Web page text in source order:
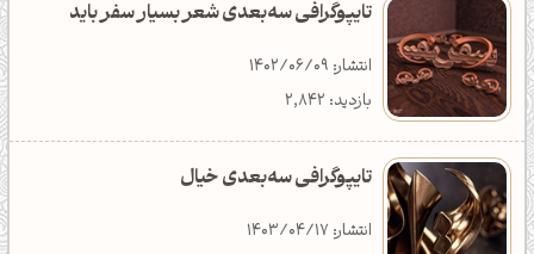
تایپوگرافی سه‌بعدی شعر بسیار سفر باید
انتشار: 1402/06/09
بازدید: 2,842
تایپوگرافی سه‌بعدی خیال
انتشار: 1403/04/17